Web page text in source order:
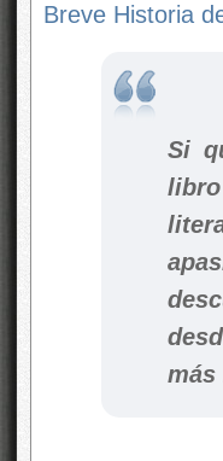
Breve Historia
Si
más